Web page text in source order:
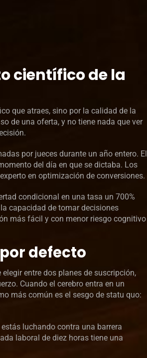
científico de la
que atraes, sino por la calidad de la
de una oferta, y no tiene nada que ver
por jueces durante un año entero. El
del día en que se dictaba. Los
en optimización de conversiones.
condicional en una tasa un 700%
capacidad de tomar decisiones
más fácil y con menor riesgo cognitivo
defecto
entre dos planes de suscripción,
Cuando el cerebro entra en un
más común es el sesgo de statu quo:
luchando contra una barrera
laboral de diez horas tiene una